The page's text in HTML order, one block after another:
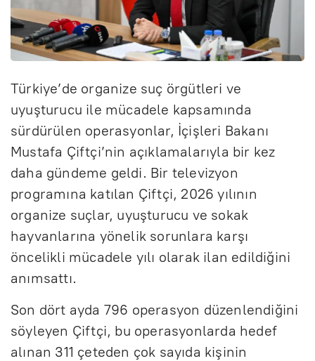
Türkiye’de organize suç örgütleri ve
uyuşturucu ile mücadele kapsamında
sürdürülen operasyonlar, İçişleri Bakanı
Mustafa Çiftçi’nin açıklamalarıyla bir kez
daha gündeme geldi. Bir televizyon
programına katılan Çiftçi, 2026 yılının
organize suçlar, uyuşturucu ve sokak
hayvanlarına yönelik sorunlara karşı
öncelikli mücadele yılı olarak ilan edildiğini
anımsattı.
Son dört ayda 796 operasyon düzenlendiğini
söyleyen Çiftçi, bu operasyonlarda hedef
alınan 311 çeteden çok sayıda kişinin